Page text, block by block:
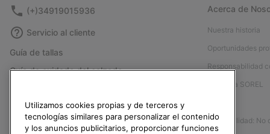
(+)34919015936
Servicio al cliente
Guía de tallas
Guía de cuidado del calzado
Devoluciones
Desistir del contrato
Acerca de
Nuestra historia
Oportunidades
Responsabilidad
Afíliese a SOREL
Accesibilidad: No
Utilizamos cookies propias y de terceros y
tecnologías similares para personalizar el contenido
y los anuncios publicitarios, proporcionar funciones